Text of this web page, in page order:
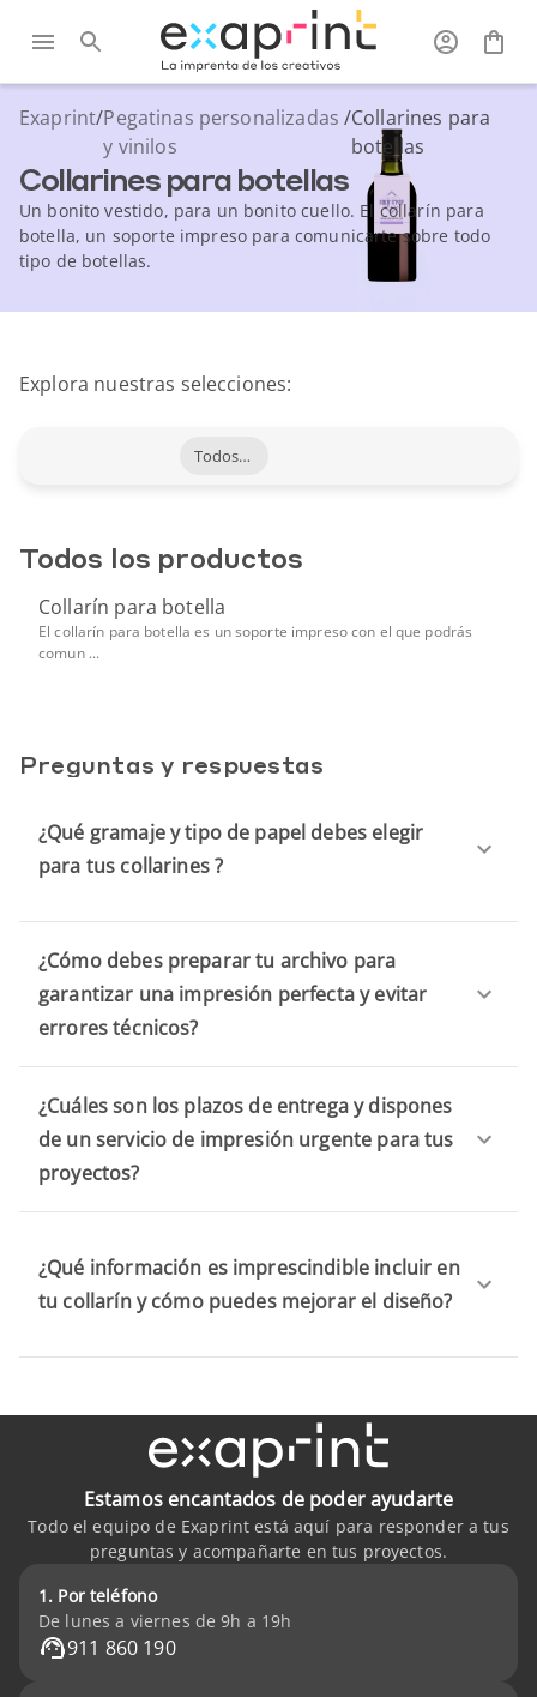
Exaprint/Pegatinas personalizadas
y vinilos
/Collarines para
botellas
Collarines para botellas
Un bonito vestido, para un bonito cuello. El collarín para
botella, un soporte impreso para comunicarte sobre todo
tipo de botellas.
Explora nuestras selecciones:
Todos los productos
Todos los productos
Collarín para botella
El collarín para botella es un soporte impreso con el que podrás
comun ...
Preguntas y respuestas
¿Qué gramaje y tipo de papel debes elegir
para tus collarines ?
¿Cómo debes preparar tu archivo para
garantizar una impresión perfecta y evitar
errores técnicos?
¿Cuáles son los plazos de entrega y dispones
de un servicio de impresión urgente para tus
proyectos?
¿Qué información es imprescindible incluir en
tu collarín y cómo puedes mejorar el diseño?
Estamos encantados de poder ayudarte
Todo el equipo de Exaprint está aquí para responder a tus
preguntas y acompañarte en tus proyectos.
1. Por teléfono
De lunes a viernes de 9h a 19h
911 860 190